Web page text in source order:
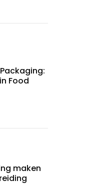
Food
maken